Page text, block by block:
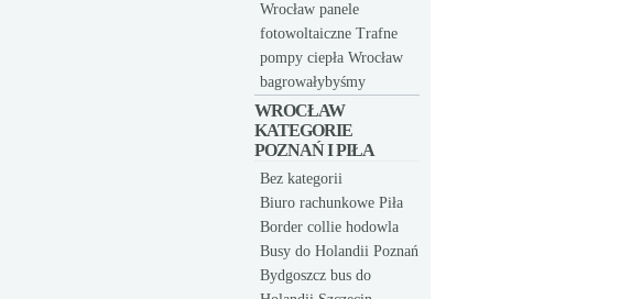
Wrocław panele
fotowoltaiczne Trafne
pompy ciepła Wrocław
bagrowałybyśmy
WROCŁAW
KATEGORIE
POZNAŃ I PIŁA
Bez kategorii
Biuro rachunkowe Piła
Border collie hodowla
Busy do Holandii Poznań
Bydgoszcz bus do